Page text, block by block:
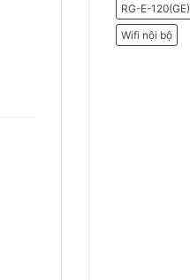
RG-E-120(GE)
Wifi nội bộ